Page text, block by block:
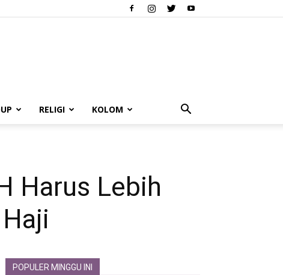
RELIGI KOLOM
Harus Lebih
POPULER MINGGU INI